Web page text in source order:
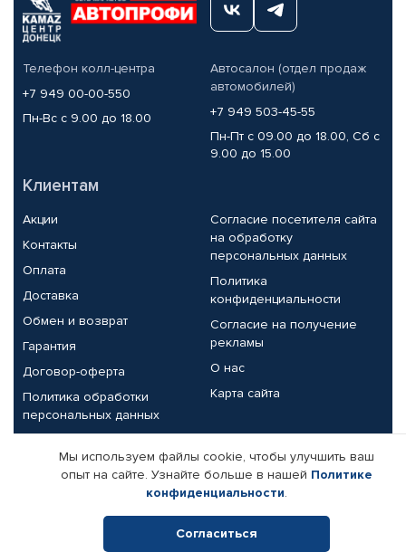
Телефон колл-центра
+7 949 00-00-550
Пн-Вс с 9.00 до 18.00
Автосалон (отдел продаж
автомобилей)
+7 949 503-45-55
Пн-Пт с 09.00 до 18.00, Сб с
9.00 до 15.00
Клиентам
Акции
Контакты
Оплата
Доставка
Обмен и возврат
Гарантия
Договор-оферта
Политика обработки
персональных данных
Согласие посетителя сайта
на обработку
персональных данных
Политика
конфиденциальности
Согласие на получение
рекламы
О нас
Карта сайта
Партнерам
Корпоративным клиентам
Поставщикам
Реквизиты компании
Мы используем файлы cookie, чтобы улучшить ваш
опыт на сайте. Узнайте больше в нашей Политике
конфиденциальности.
Согласиться